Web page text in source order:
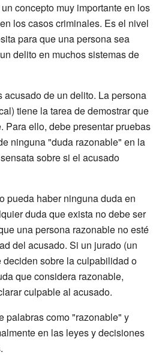
concepto muy importante en los
los casos criminales. Es el nivel
para que una persona sea
delito en muchos sistemas de
acusado de un delito. La persona
tiene la tarea de demostrar que
Para ello, debe presentar pruebas
ninguna "duda razonable" en la
sobre si el acusado
pueda haber ninguna duda en
duda que exista no debe ser
una persona razonable no esté
del acusado. Si un jurado (un
sobre la culpabilidad o
que considera razonable,
culpable al acusado.
palabras como "razonable" y
en las leyes y decisiones